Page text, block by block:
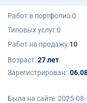
Работ в портфолио:0
Типовых услуг:0
Работ на продажу:10
Возраст:27 лет
Зарегистрирован:
Была на сайте:2025-